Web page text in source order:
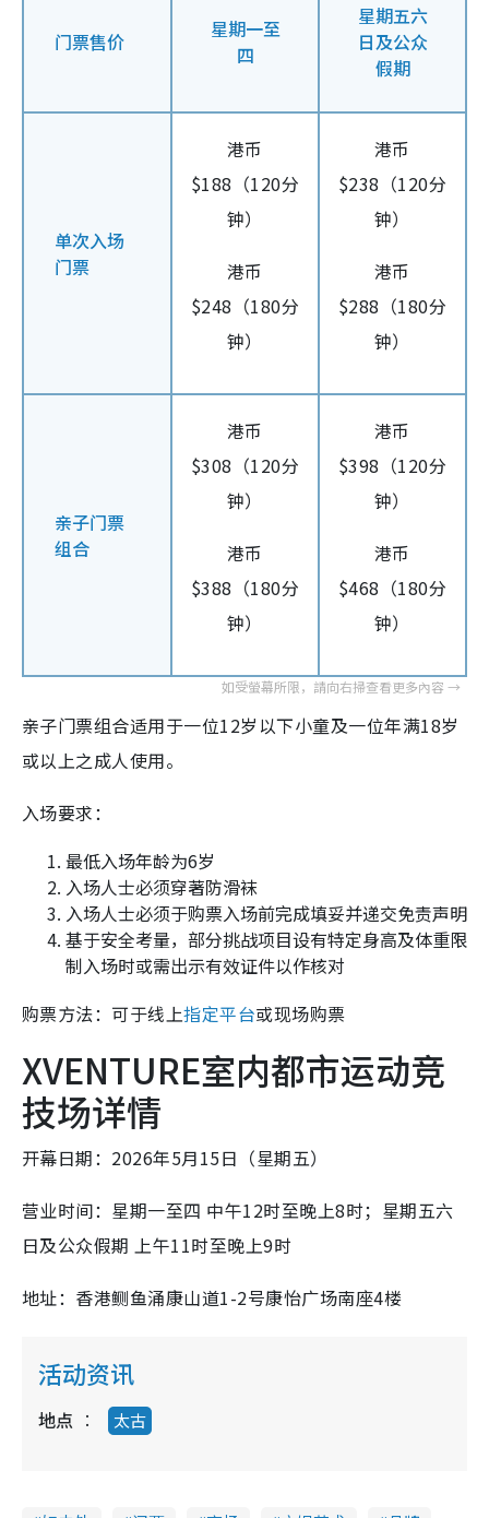
门票售价
星期一至
四
星期五六
日及公众
假期
单次入场
门票
港币
$188（120分
钟）
港币
$248（180分
钟）
港币
$238（120分
钟）
港币
$288（180分
钟）
亲子门票
组合
港币
$308（120分
钟）
港币
$388（180分
钟）
港币
$398（120分
钟）
港币
$468（180分
钟）
亲子门票组合适用于一位12岁以下小童及一位年满18岁
或以上之成人使用。
入场要求：
最低入场年龄为6岁
入场人士必须穿著防滑袜
入场人士必须于购票入场前完成填妥并递交免责声明
基于安全考量，部分挑战项目设有特定身高及体重限
制入场时或需出示有效证件以作核对
购票方法：可于线上指定平台或现场购票
XVENTURE室内都市运动竞
技场详情
开幕日期：2026年5月15日（星期五）
营业时间：星期一至四 中午12时至晚上8时；星期五六
日及公众假期 上午11时至晚上9时
地址：香港鲗鱼涌康山道1-2号康怡广场南座4楼
活动资讯
地点 太古